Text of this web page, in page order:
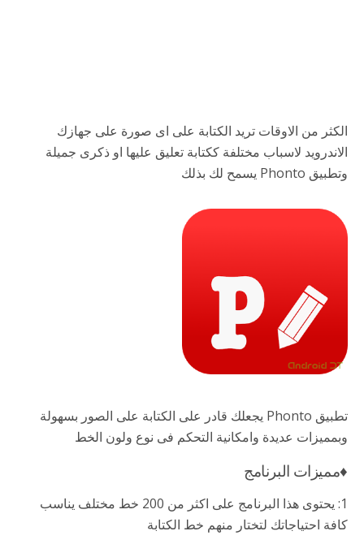
الكثر من الاوقات تريد الكتابة على اى صورة على جهازك
الاندرويد لاسباب مختلفة ككتابة تعليق عليها او ذكرى جميلة
وتطبيق Phonto يسمح لك بذلك
تطبيق Phonto يجعلك قادر على الكتابة على الصور بسهولة
وبمميزات عديدة وامكانية التحكم فى نوع ولون الخط
♦مميزات البرنامج
1: يحتوى هذا البرنامج على اكثر من 200 خط مختلف يناسب
كافة احتياجاتك لتختار منهم خط الكتابة